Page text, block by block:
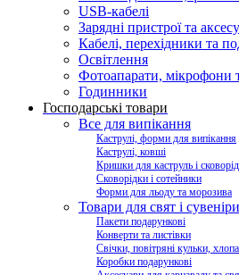
USB-кабелі
Зарядні пристрої та
Кабелі, перехідники та
Освітлення
Фотоапарати, мікрофони
Годинники
Господарські товари
Все для випікання
Каструлі, форми для випікання
Каструлі, ковші
Кришки для каструль і
Сковорідки і сотейники
Форми для льоду та морозива
Товари для свят і сувеніри
Пакети подарункові
Конверти та листівки
Свічки, повітряні кульки,
Коробки подарункові